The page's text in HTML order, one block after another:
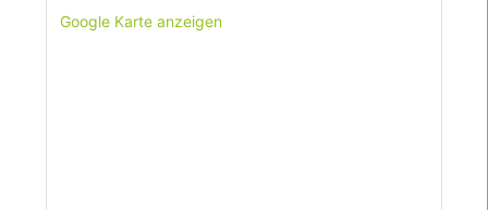
Google Karte anzeigen